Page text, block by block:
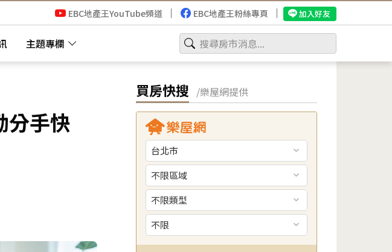
主題專欄
EBC地產王YouTube頻道 EBC地產王粉絲專頁 加入好友
分手快
買房快搜 /樂屋網提供